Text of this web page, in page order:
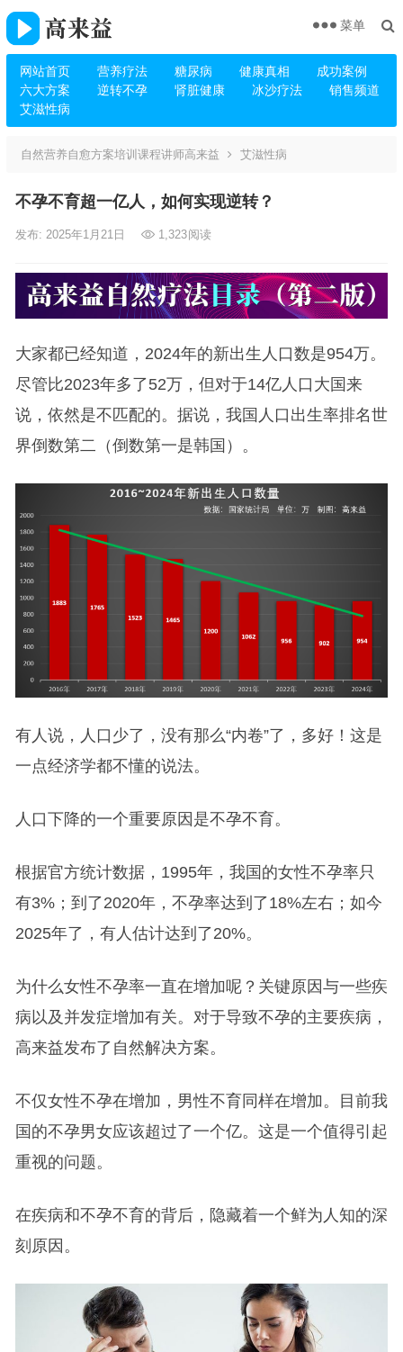
网站首页 营养疗法 糖尿病 健康真相
成功案例
六大方案
逆转不孕 肾脏健康 冰沙疗法
销售频道
艾滋性病
菜单
自然营养自愈方案培训课程讲师高来益 艾滋性病
不孕不育超一亿人，如何实现逆转？
发布: 2025年1月21日 1,323阅读
大家都已经知道，2024年的新出生人口数是954万。
尽管比2023年多了52万，但对于14亿人口大国来
说，依然是不匹配的。据说，我国人口出生率排名世
界倒数第二（倒数第一是韩国）。
有人说，人口少了，没有那么“内卷”了，多好！这是
一点经济学都不懂的说法。
人口下降的一个重要原因是不孕不育。
根据官方统计数据，1995年，我国的女性不孕率只
有3%；到了2020年，不孕率达到了18%左右；如今
2025年了，有人估计达到了20%。
为什么女性不孕率一直在增加呢？关键原因与一些疾
病以及并发症增加有关。对于导致不孕的主要疾病，
高来益发布了自然解决方案。
不仅女性不孕在增加，男性不育同样在增加。目前我
国的不孕男女应该超过了一个亿。这是一个值得引起
重视的问题。
在疾病和不孕不育的背后，隐藏着一个鲜为人知的深
刻原因。